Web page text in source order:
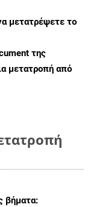
μετατρέψετε το
της
μετατροπή από
βήματα: